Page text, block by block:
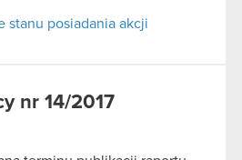
stanu posiadania akcji
nr 14/2017